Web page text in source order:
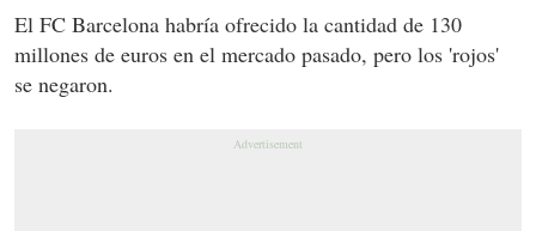
El FC Barcelona habría ofrecido la cantidad de 130
millones de euros en el mercado pasado, pero los 'rojos'
se negaron.